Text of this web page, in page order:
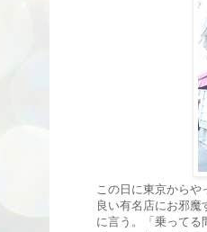
この日に東京から
良い有名店にお邪魔
に言う。「乗ってる